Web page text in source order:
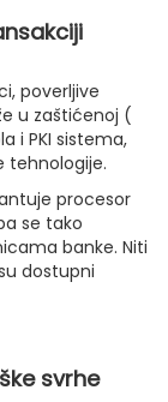
poverljive
u zaštićenoj (
i PKI sistema,
tehnologije.
procesor
se tako
banke. Niti
dostupni
svrhe